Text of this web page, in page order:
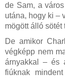
de Sam, a
utána, hogy ki –
mögött álló sötét
De amikor
végképp nem
árnyakkal – és
fiúknak